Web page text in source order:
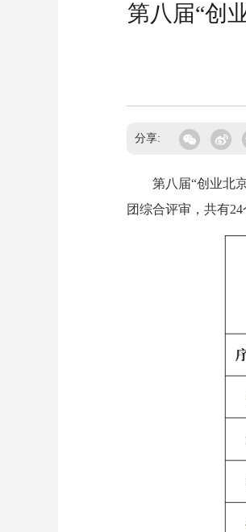
第八届“创
分享:
第八届“创业北京”
团综合评审，共有